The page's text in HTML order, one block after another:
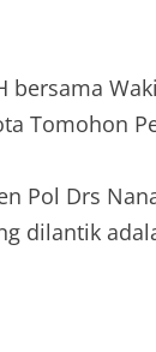
bersama
Tomohon
Pol Drs
dilantik